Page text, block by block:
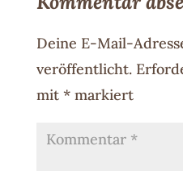
Deine E-Mail-
veröffentlicht.
mit *markiert